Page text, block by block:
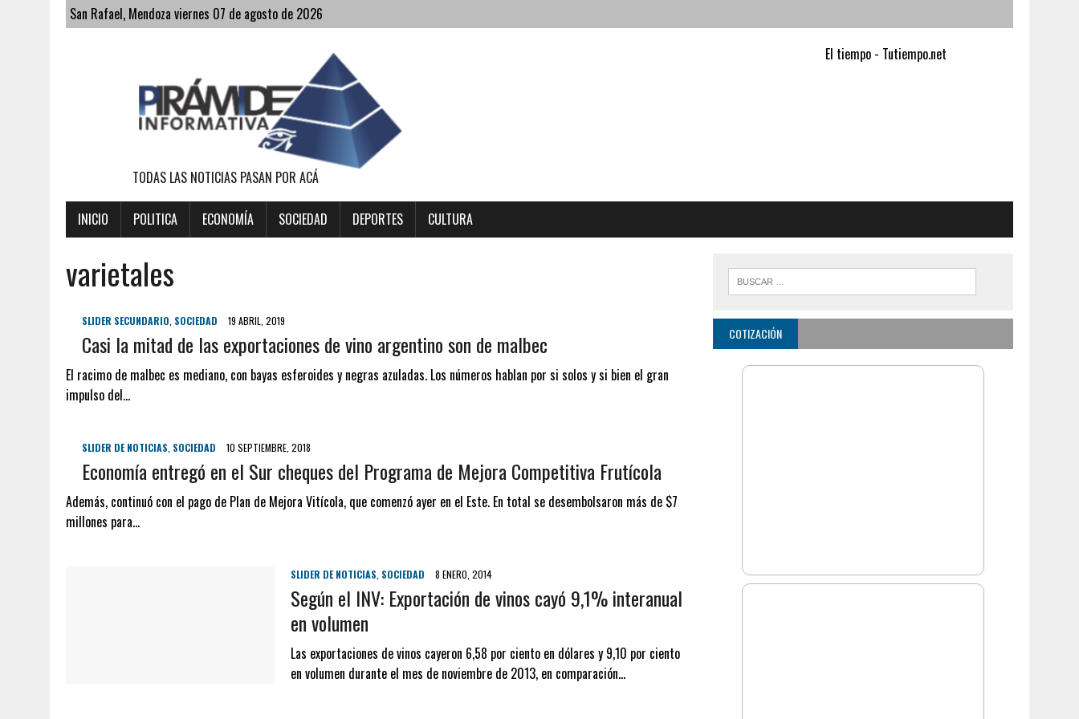
San Rafael, Mendoza viernes 07 de agosto de 2026
TODAS LAS NOTICIAS PASAN POR ACÁ
El tiempo - Tutiempo.net
INICIO POLITICA ECONOMÍA SOCIEDAD DEPORTES CULTURA
varietales
SLIDER SECUNDARIO SOCIEDAD 19 ABRIL, 2019
Casi la mitad de las exportaciones de vino argentino son de malbec
El racimo de malbec es mediano, con bayas esferoides y negras azuladas. Los números hablan por si solos y si bien el gran
impulso del…
SLIDER DE NOTICIAS SOCIEDAD 10 SEPTIEMBRE, 2018
Economía entregó en el Sur cheques del Programa de Mejora Competitiva Frutícola
Además, continuó con el pago de Plan de Mejora Vitícola, que comenzó ayer en el Este. En total se desembolsaron más de $7
millones para…
SLIDER DE NOTICIAS SOCIEDAD 8 ENERO, 2014
Según el INV: Exportación de vinos cayó 9,1% interanual
en volumen
Las exportaciones de vinos cayeron 6,58 por ciento en dólares y 9,10 por ciento
en volumen durante el mes de noviembre de 2013, en comparación…
COTIZACIÓN